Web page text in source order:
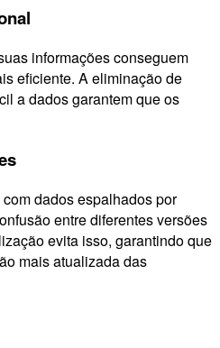
informações conseguem
eficiente. A eliminação de
a dados garantem que os
dados espalhados por
entre diferentes versões
evita isso, garantindo que
mais atualizada das